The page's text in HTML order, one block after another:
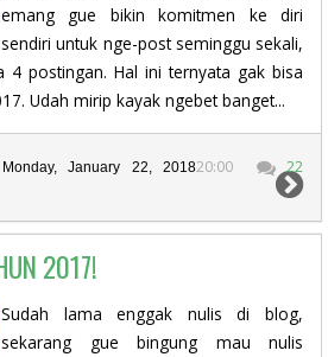
emang gue bikin komitmen ke diri
sendiri untuk nge-post seminggu sekali,
4 postingan. Hal ini ternyata gak bisa
Udah mirip kayak ngebet banget...
Monday, January 22, 201820:00
22
2017!
Sudah lama enggak nulis di blog,
sekarang gue bingung mau nulis